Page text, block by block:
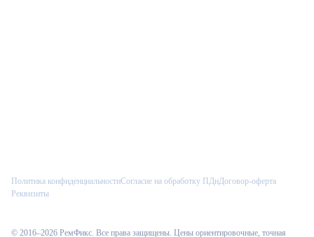
Политика конфиденциальностиСогласие на обработку ПДнДоговор-оферта
Реквизиты
© 2016–2026 РемФикс . Все права защищены. Цены ориентировочные, точная
Введите имя, и менеджер сразу увидит его в CRM.